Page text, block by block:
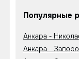
Популярные
Анкара -
Анкара -